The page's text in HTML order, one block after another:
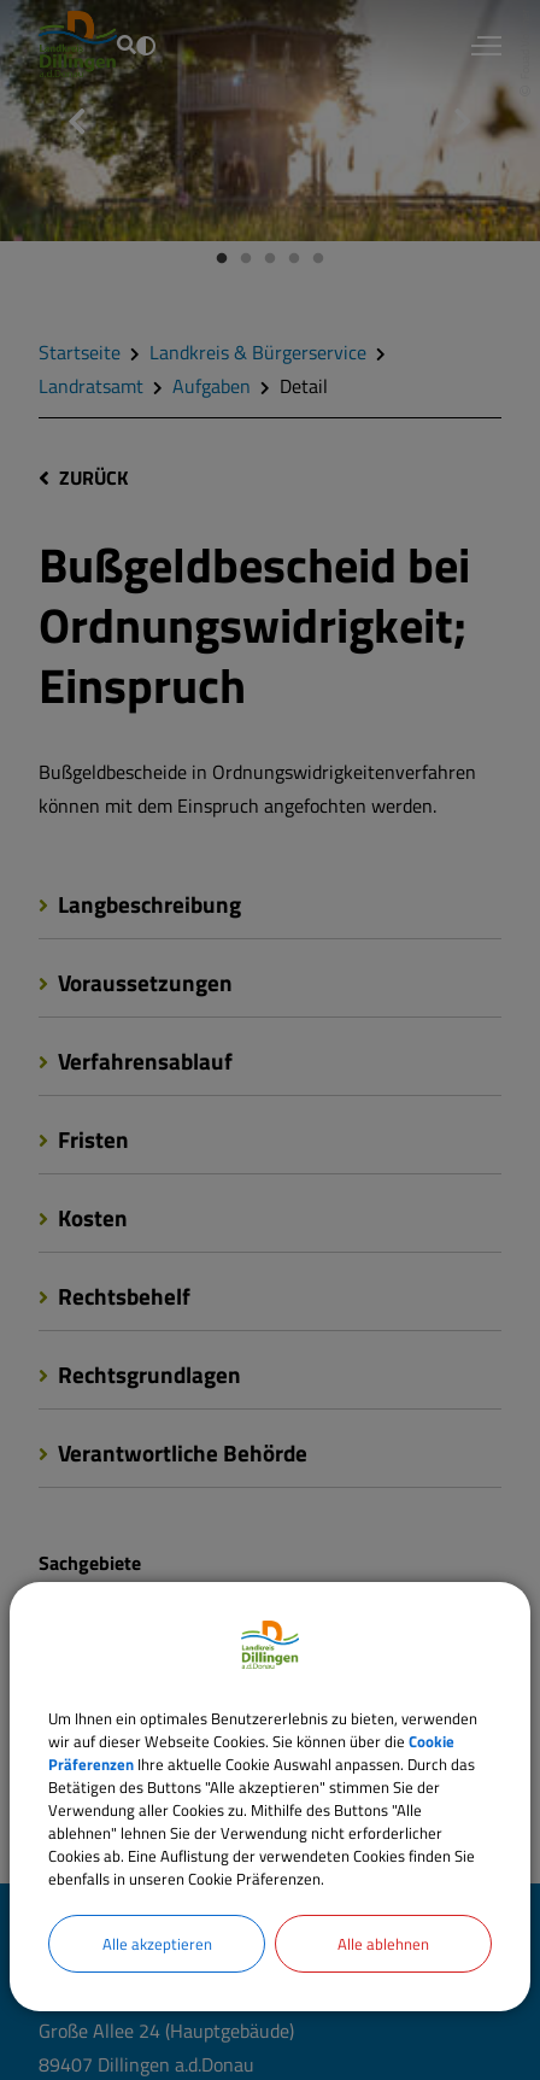
Fouad Vollmer
Startseite
Landkreis & Bürgerservice
Landratsamt
Aufgaben Detail
ZURÜCK
Bußgeldbescheid bei
Ordnungswidrigkeit;
Einspruch
Bußgeldbescheide in Ordnungswidrigkeitenverfahren
können mit dem Einspruch angefochten werden.
Langbeschreibung
Voraussetzungen
Verfahrensablauf
Fristen
Kosten
Rechtsbehelf
Rechtsgrundlagen
Verantwortliche Behörde
Sachgebiete
Landratsamt Dillingen
a.d.Donau
Große Allee 24 (Hauptgebäude)
89407 Dillingen a.d.Donau
Um Ihnen ein optimales Benutzererlebnis zu bieten, verwenden
wir auf dieser Webseite Cookies. Sie können über die Cookie
Präferenzen Ihre aktuelle Cookie Auswahl anpassen. Durch das
Betätigen des Buttons "Alle akzeptieren" stimmen Sie der
Verwendung aller Cookies zu. Mithilfe des Buttons "Alle
ablehnen" lehnen Sie der Verwendung nicht erforderlicher
Cookies ab. Eine Auflistung der verwendeten Cookies finden Sie
ebenfalls in unseren Cookie Präferenzen.
Alle akzeptieren Alle ablehnen